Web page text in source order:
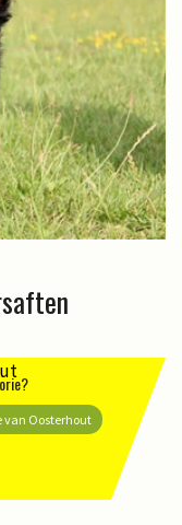
van Oosterhout